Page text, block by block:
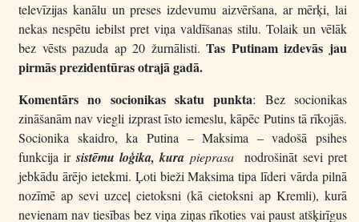
televīzijas kanālu un preses izdevumu aizvēršana, ar mērķi, lai
nekas nespētu iebilst pret viņa valdīšanas stilu. Tolaik un vēlāk
bez vēsts pazuda ap 20 žurnālisti.Tas Putinam izdevās jau
pirmās prezidentūras otrajā gadā.
Komentārs no socionikas skatu punkta: Bez socionikas
zināšanām nav viegli izprast īsto iemeslu, kāpēc Putins tā rīkojās.
Socionika skaidro, ka Putina – Maksima – vadošā psihes
funkcija irsistēmu loģika, kura pieprasa
nodrošināt sevi pret
jebkādu ārējo ietekmi. Ļoti bieži Maksima tipa līderi vārda pilnā
nozīmē ap sevi uzceļ cietoksni (kā cietoksni ap Kremli), kurā
nevienam nav tiesības bez viņa ziņas rīkoties vai paust atšķirīgus